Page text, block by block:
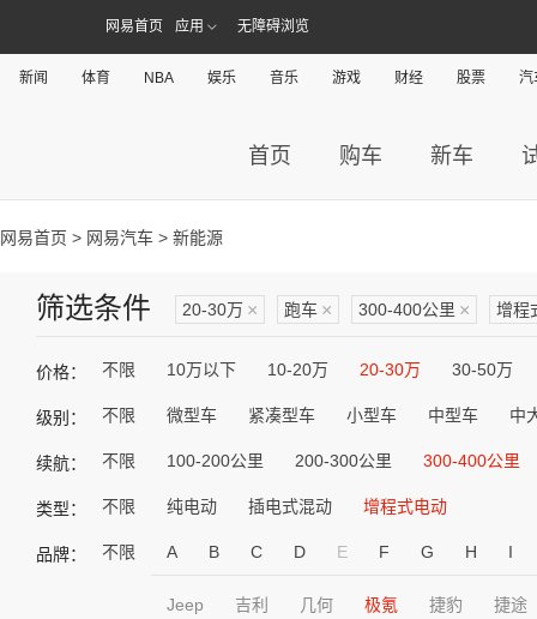
网易首页 应用 无障碍浏览
新闻 体育 NBA 娱乐 音乐 游戏 财经 股票 汽
首页 购车 新车
网易首页 > 网易汽车 > 新能源
筛选条件 20-30万 × 跑车 × 300-400公里 × 增程
价格： 不限 10万以下 10-20万 20-30万 30-50万
级别： 不限 微型车 紧凑型车 小型车 中型车 中
续航： 不限 100-200公里 200-300公里 300-400公里
类型： 不限 纯电动 插电式混动 增程式电动
品牌： 不限 A B C D E F G H I
Jeep 吉利 几何 极氪 捷豹 捷途